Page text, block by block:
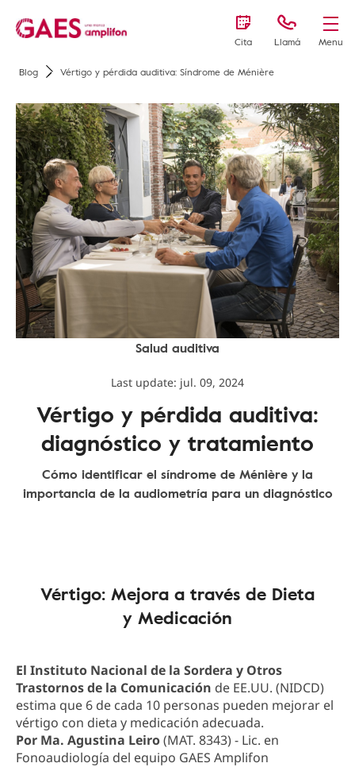
Cita Llamá Menu
Blog Vértigo y pérdida auditiva: Síndrome de Ménière
Salud auditiva
Last update: jul. 09, 2024
Vértigo y pérdida auditiva:
diagnóstico y tratamiento
Cómo identificar el síndrome de Ménière y la
importancia de la audiometría para un diagnóstico
Vértigo: Mejora a través de Dieta
y Medicación
El Instituto Nacional de la Sordera y Otros
Trastornos de la Comunicación de EE.UU. (NIDCD)
estima que 6 de cada 10 personas pueden mejorar el
vértigo con dieta y medicación adecuada.
Por Ma. Agustina Leiro(MAT. 8343) - Lic. en
Fonoaudiología del equipo GAES Amplifon